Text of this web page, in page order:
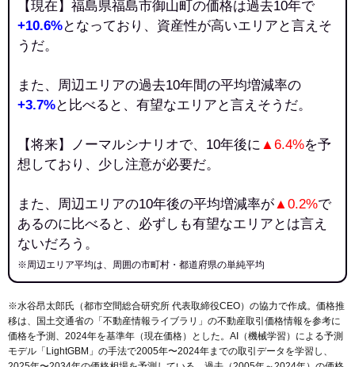
【現在】福島県福島市御山町の価格は過去10年で
+10.6%となっており、資産性が高いエリアと言えそ
うだ。
また、周辺エリアの過去10年間の平均増減率の
+3.7%と比べると、有望なエリアと言えそうだ。
【将来】ノーマルシナリオで、10年後に ▲6.4%を予
想しており、少し注意が必要だ。
また、周辺エリアの10年後の平均増減率が▲0.2%で
あるのに比べると、必ずしも有望なエリアとは言え
ないだろう。
※周辺エリア平均は、周囲の市町村・都道府県の単純平均
※水谷昂太郎氏（都市空間総合研究所 代表取締役CEO）の協力で作成。価格推
移は、国土交通省の「 不動産情報ライブラリ 」の不動産取引価格情報を参考に
価格を予測、2024年を基準年（現在価格）とした。AI（機械学習）による予測
モデル「LightGBM」の手法で2005年〜2024年までの取引データを学習し、